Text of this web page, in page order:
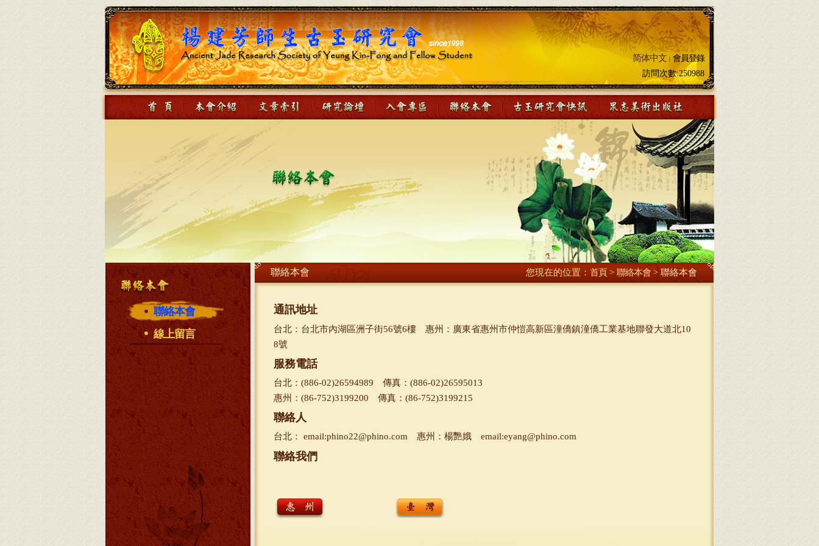
简体中文 | 會員登錄
訪問次數:250988
聯絡本會
線上留言
聯絡本會 您現在的位置： 首頁> 聯絡本會 > 聯絡本會
通訊地址
台北：台北市內湖區洲子街56號6樓 惠州：廣東省惠州市仲愷高新區潼僑鎮潼僑工業基地聯發大道北10
8號
服務電話
台北：(886-02)26594989 傳真：(886-02)26595013
惠州：(86-752)3199200 傳真：(86-752)3199215
聯絡人
台北： email:phino22@phino.com 惠州：楊艷娥 email:eyang@phino.com
聯絡我們